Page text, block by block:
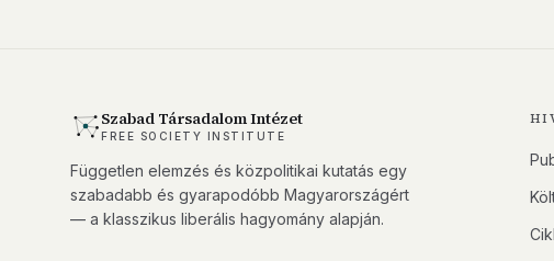
Szabad Társadalom Intézet
FREE SOCIETY INSTITUTE
Független elemzés és közpolitikai kutatás egy
szabadabb és gyarapodóbb Magyarországért
— a klasszikus liberális hagyomány alapján.